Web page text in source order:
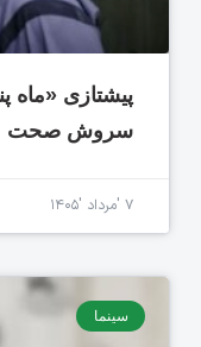
پیشتازی «ماه
سروش صحت
۷ 'مرداد '۱۴۰۵
سینما